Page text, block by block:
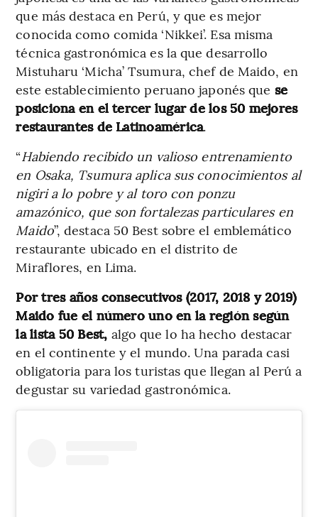
que más destaca en Perú, y que es mejor
conocida como comida ‘Nikkei’. Esa misma
técnica gastronómica es la que desarrollo
Mistuharu ‘Micha’ Tsumura, chef de Maido, en
este establecimiento peruano japonés que se
posiciona en el tercer lugar de los 50 mejores
restaurantes de Latinoamérica.
“Habiendo recibido un valioso entrenamiento
en Osaka, Tsumura aplica sus conocimientos al
nigiri a lo pobre y al toro con ponzu
amazónico, que son fortalezas particulares en
Maido”, destaca 50 Best sobre el emblemático
restaurante ubicado en el distrito de
Miraflores, en Lima.
Por tres años consecutivos (2017, 2018 y 2019)
Maido fue el número uno en la región según
la lista 50 Best, algo que lo ha hecho destacar
en el continente y el mundo. Una parada casi
obligatoria para los turistas que llegan al Perú a
degustar su variedad gastronómica.